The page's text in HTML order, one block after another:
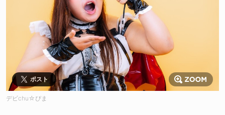
ポスト
デビchu☆ぴま